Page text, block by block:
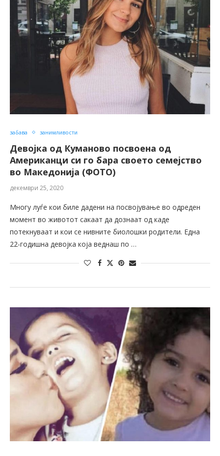
забава занимливости
Девојка од Куманово посвоена од
Американци си го бара своето семејство
во Македонија (ФОТО)
декември 25, 2020
Многу луѓе кои биле дадени на посвојување во одреден
момент во животот сакаат да дознаат од каде
потекнуваат и кои се нивните биолошки родители. Една
22-годишна девојка која веднаш по …